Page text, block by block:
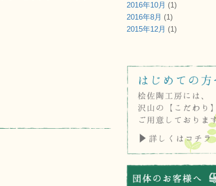
2016年10月 (1)
2016年8月 (1)
2015年12月 (1)